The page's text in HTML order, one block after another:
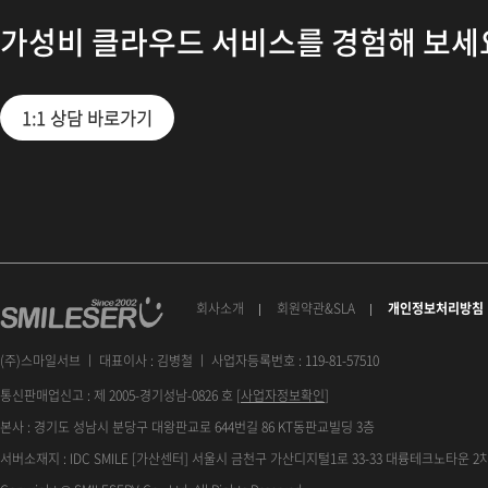
가성비 클라우드 서비스를 경험해 보
1:1 상담 바로가기
회사소개 회원약관&SLA 개인정보처리방침
(주)스마일서브 ㅣ 대표이사 : 김병철 ㅣ 사업자등록번호 : 119-81-57510
통신판매업신고 : 제 2005-경기성남-0826 호 [사업자정보확인]
본사 : 경기도 성남시 분당구 대왕판교로 644번길 86 KT동판교빌딩 3층
서버소재지 : IDC SMILE [가산센터] 서울시 금천구 가산디지털1로 33-33 대륭테크노타운 2